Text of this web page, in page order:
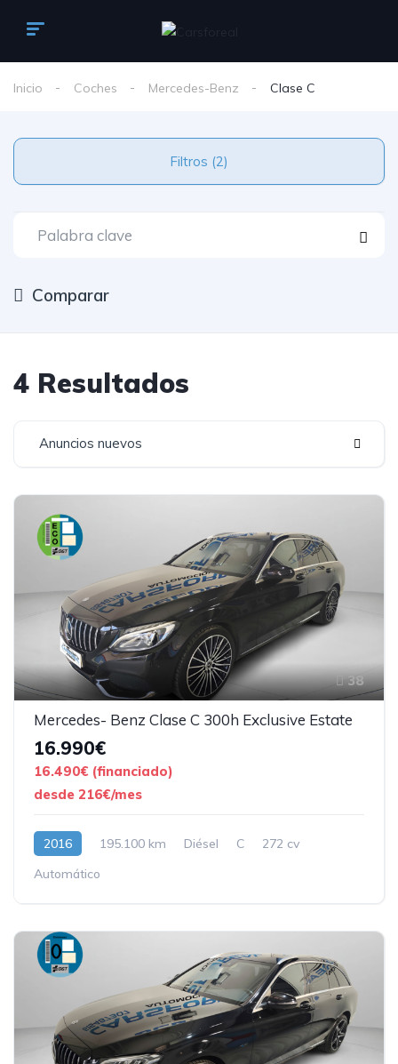
Inicio Coches Mercedes-Benz Clase C
Filtros (2)
Comparar
4 Resultados
Anuncios nuevos
38
Mercedes- Benz Clase C 300h Exclusive Estate
16.990€
16.490€ (financiado)
desde 216€/mes
2016 195.100 km Diésel C
272 cv
Automático